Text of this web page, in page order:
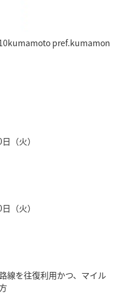
pref.kumamon
（火）
（火）
線を往復利用かつ、マイル